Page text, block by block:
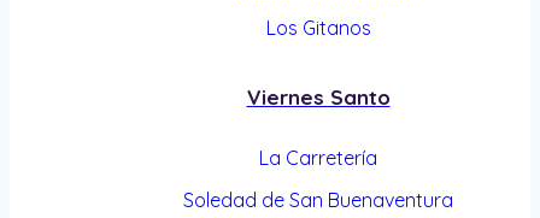
Los Gitanos
Viernes Santo
La Carretería
Soledad de San Buenaventura